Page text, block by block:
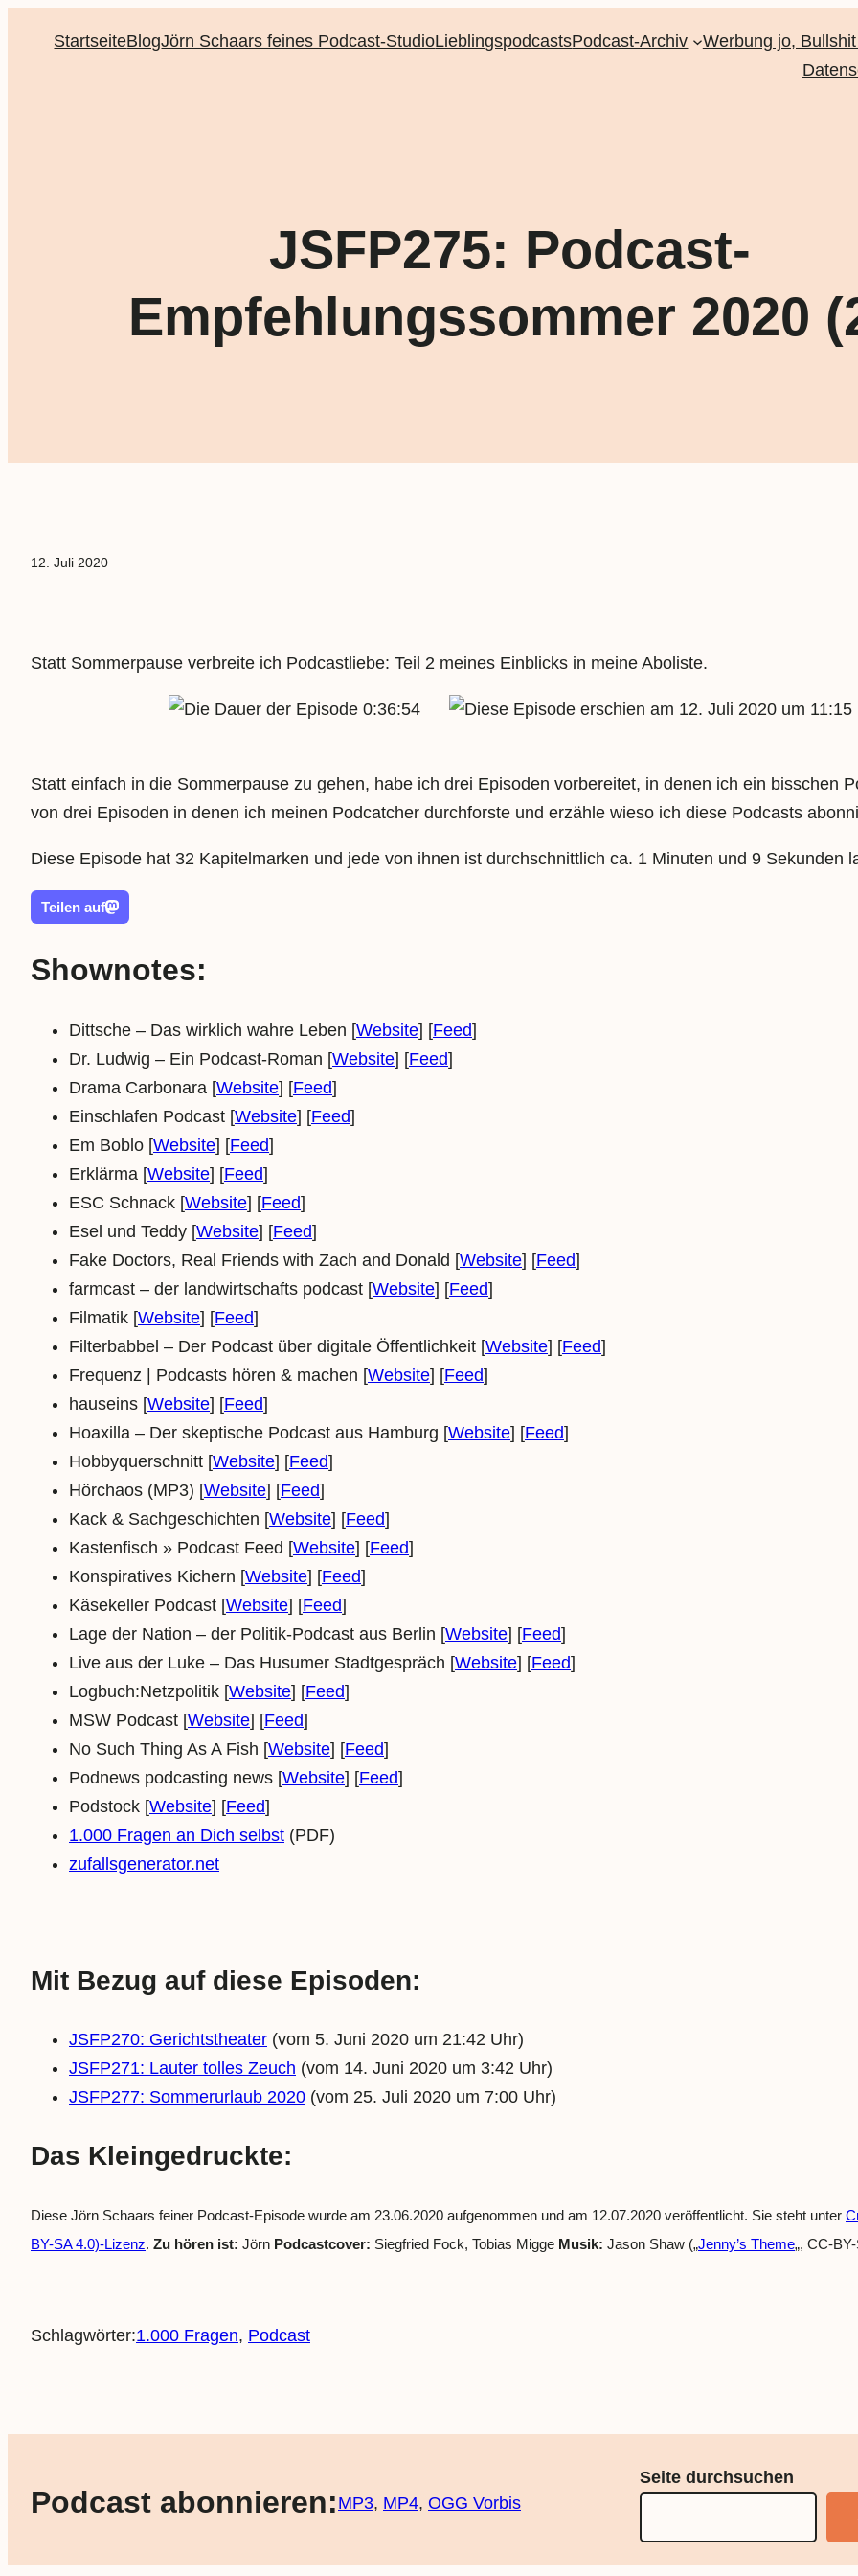
StartseiteBlogJörn Schaars feines Podcast-StudioLieblingspodcastsPodcast-Archiv
Werbung jo,
JSFP275: Podcast-
Empfehlungssommer 2020
12. Juli 2020
Statt Sommerpause verbreite ich Podcastliebe: Teil 2 meines Einblicks in meine Aboliste.
0:36:54 12. Juli 2020 um 11:15
Statt einfach in die Sommerpause zu gehen, habe ich drei Episoden vorbereitet, in denen ich ein bisschen
von drei Episoden in denen ich meinen Podcatcher durchforste und erzähle wieso ich diese Podcasts
Diese Episode hat 32 Kapitelmarken und jede von ihnen ist durchschnittlich ca. 1 Minuten und 9 Sekunden
Teilen auf
Shownotes:
Dittsche – Das wirklich wahre Leben [Website] [Feed]
Dr. Ludwig – Ein Podcast-Roman [Website] [Feed]
Drama Carbonara [Website] [Feed]
Einschlafen Podcast [Website] [Feed]
Em Boblo [Website] [Feed]
Erklärma [Website] [Feed]
ESC Schnack [Website] [Feed]
Esel und Teddy [Website] [Feed]
Fake Doctors, Real Friends with Zach and Donald [Website] [Feed]
farmcast – der landwirtschafts podcast [Website] [Feed]
Filmatik [Website] [Feed]
Filterbabbel – Der Podcast über digitale Öffentlichkeit [Website] [Feed]
Frequenz | Podcasts hören & machen [Website] [Feed]
hauseins [Website] [Feed]
Hoaxilla – Der skeptische Podcast aus Hamburg [Website] [Feed]
Hobbyquerschnitt [Website] [Feed]
Hörchaos (MP3) [Website] [Feed]
Kack & Sachgeschichten [Website] [Feed]
Kastenfisch » Podcast Feed [Website] [Feed]
Konspiratives Kichern [Website] [Feed]
Käsekeller Podcast [Website] [Feed]
Lage der Nation – der Politik-Podcast aus Berlin [Website] [Feed]
Live aus der Luke – Das Husumer Stadtgespräch [Website] [Feed]
Logbuch:Netzpolitik [Website] [Feed]
MSW Podcast [Website] [Feed]
No Such Thing As A Fish [Website] [Feed]
Podnews podcasting news [Website] [Feed]
Podstock [Website] [Feed]
1.000 Fragen an Dich selbst (PDF)
zufallsgenerator.net
Mit Bezug auf diese Episoden:
JSFP270: Gerichtstheater (vom 5. Juni 2020 um 21:42 Uhr)
JSFP271: Lauter tolles Zeuch (vom 14. Juni 2020 um 3:42 Uhr)
JSFP277: Sommerurlaub 2020 (vom 25. Juli 2020 um 7:00 Uhr)
Das Kleingedruckte:
Diese Jörn Schaars feiner Podcast-Episode wurde am 23.06.2020 aufgenommen und am 12.07.2020 veröffentlicht. Sie steht unter
BY-SA 4.0)-Lizenz. Zu hören ist: Jörn Podcastcover: Siegfried Fock, Tobias Migge Musik: Jason Shaw („Jenny’s Theme„, CC-
Schlagwörter:1.000 Fragen, Podcast
Podcast abonnieren: MP3, MP4, OGG Vorbis
Seite durchsuchen